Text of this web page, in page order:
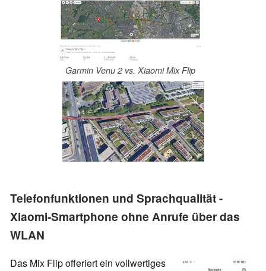
Garmin Venu 2 vs. Xiaomi Mix Flip
Telefonfunktionen und Sprachqualität -
Xiaomi-Smartphone ohne Anrufe über das
WLAN
Das Mix Flip offeriert ein vollwertiges